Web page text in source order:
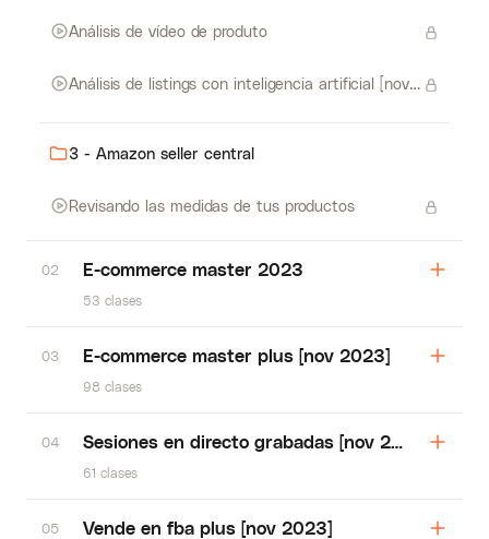
Análisis de vídeo de produto
Análisis de listings con inteligencia artificial [nov 2023]
3 - Amazon seller central
Revisando las medidas de tus productos
02 E-commerce master 2023
53 clases
03 E-commerce master plus [nov 2023]
98 clases
04 Sesiones en directo grabadas [nov 2023]
61 clases
05 Vende en fba plus [nov 2023]